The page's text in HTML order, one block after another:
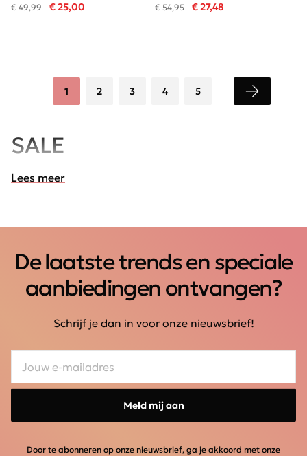
€ 49,99 € 25,00 € 54,95 € 27,48
1 2 3 4 5
SALE
Lees meer
De laatste trends en speciale
aanbiedingen ontvangen?
Schrijf je dan in voor onze nieuwsbrief!
Meld mij aan
Door te abonneren op onze nieuwsbrief, ga je akkoord met onze